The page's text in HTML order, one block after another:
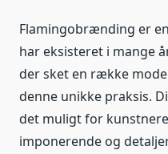
Flamingobrænding er
har eksisteret i mange
der sket en række
denne unikke praksis.
det muligt for
imponerende og